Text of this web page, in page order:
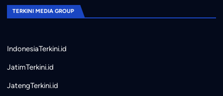
TERKINI MEDIA GROUP
IndonesiaTerkini.id
JatimTerkini.id
JatengTerkini.id